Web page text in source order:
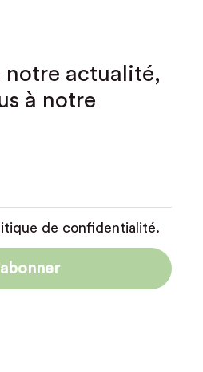
notre actualité,
à notre
de confidentialité.